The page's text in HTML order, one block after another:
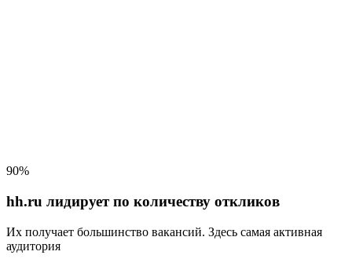
90%
hh.ru лидирует по количеству откликов
Их получает большинство вакансий. Здесь самая активная
аудитория